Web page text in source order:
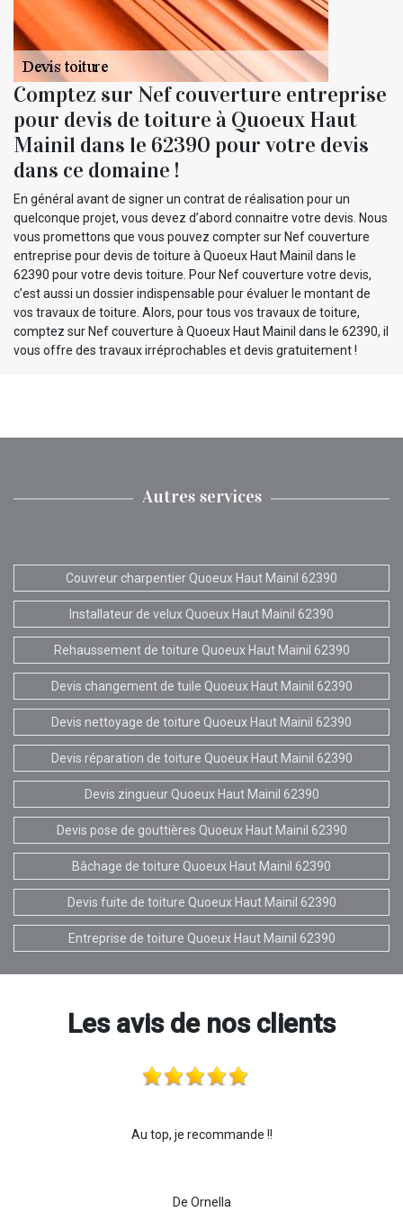
Comptez sur Nef couverture entreprise
pour devis de toiture à Quoeux Haut
Mainil dans le 62390 pour votre devis
dans ce domaine !
En général avant de signer un contrat de réalisation pour un
quelconque projet, vous devez d’abord connaitre votre devis. Nous
vous promettons que vous pouvez compter sur Nef couverture
entreprise pour devis de toiture à Quoeux Haut Mainil dans le
62390 pour votre devis toiture. Pour Nef couverture votre devis,
c’est aussi un dossier indispensable pour évaluer le montant de
vos travaux de toiture. Alors, pour tous vos travaux de toiture,
comptez sur Nef couverture à Quoeux Haut Mainil dans le 62390, il
vous offre des travaux irréprochables et devis gratuitement !
Autres services
Couvreur charpentier Quoeux Haut Mainil 62390
Installateur de velux Quoeux Haut Mainil 62390
Rehaussement de toiture Quoeux Haut Mainil 62390
Devis changement de tuile Quoeux Haut Mainil 62390
Devis nettoyage de toiture Quoeux Haut Mainil 62390
Devis réparation de toiture Quoeux Haut Mainil 62390
Devis zingueur Quoeux Haut Mainil 62390
Devis pose de gouttières Quoeux Haut Mainil 62390
Bâchage de toiture Quoeux Haut Mainil 62390
Devis fuite de toiture Quoeux Haut Mainil 62390
Entreprise de toiture Quoeux Haut Mainil 62390
Les avis de nos clients
Au top, je recommande !!
De Ornella